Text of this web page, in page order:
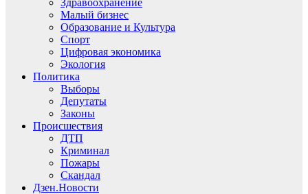
Здравоохранение
Малый бизнес
Образование и Культура
Спорт
Цифровая экономика
Экология
Политика
Выборы
Депутаты
Законы
Происшествия
ДТП
Криминал
Пожары
Скандал
Дзен.Новости